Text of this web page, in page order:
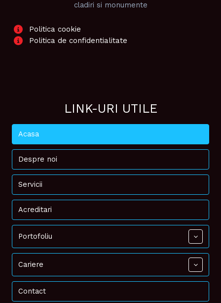
cladiri si monumente
Politica cookie
Politica de confidentialitate
LINK-URI UTILE
Acasa
Despre noi
Servicii
Acreditari
Portofoliu
Cariere
Contact